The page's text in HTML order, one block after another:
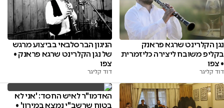
נגן הקלרינט שרגא פראנק
בקליפ משובח ליצירה כליזמרית
• צפו
דוד קליגר
הניגון הברסלבאי בביצוע מרגש
של נגן הקלרינט שרגא פראנק •
צפו
דוד קליגר
האדמו"ר לאיש החסד: 'אני לא
בטוח שרשב"י נמצא במירון' •